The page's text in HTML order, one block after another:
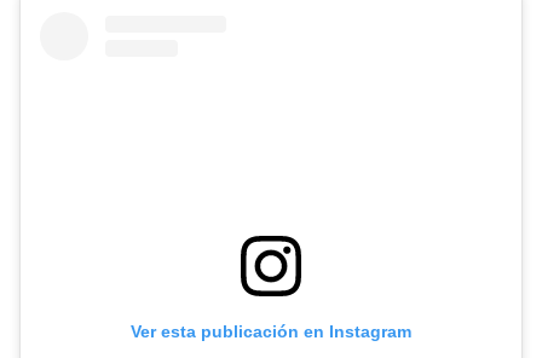
Ver esta publicación en Instagram